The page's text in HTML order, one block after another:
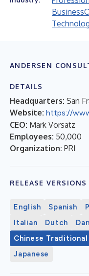
Business
ANDERSEN
DETAILS
Headquarters: San
Website: https://
CEO: Mark Vorsatz
Employees: 50,000
Organization: PRI
RELEASE VERSIONS
English Spanish
Italian
Dutch
Chinese Traditional
Japanese